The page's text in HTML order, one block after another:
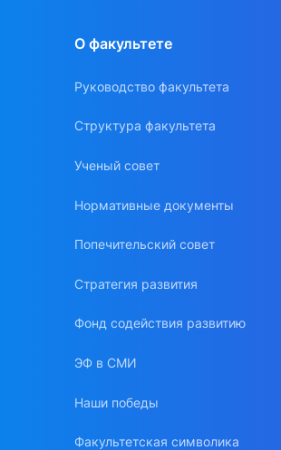
О факультете
Руководство факультета
Структура факультета
Ученый совет
Нормативные документы
Попечительский совет
Стратегия развития
Фонд содействия развитию
ЭФ в СМИ
Наши победы
Факультетская символика